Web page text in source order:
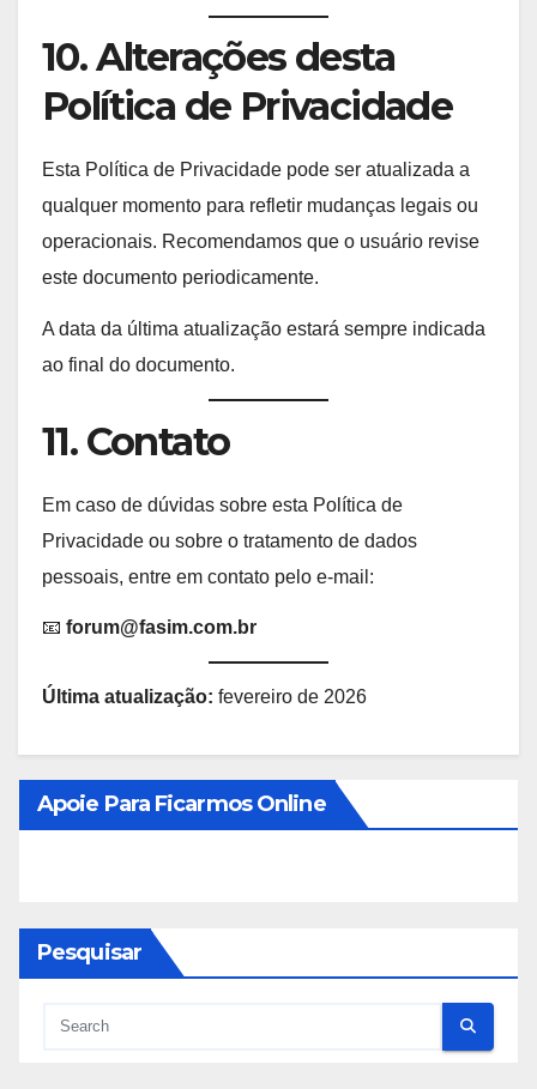
10. Alterações desta
Política de Privacidade
Esta Política de Privacidade pode ser atualizada a
qualquer momento para refletir mudanças legais ou
operacionais. Recomendamos que o usuário revise
este documento periodicamente.
A data da última atualização estará sempre indicada
ao final do documento.
11. Contato
Em caso de dúvidas sobre esta Política de
Privacidade ou sobre o tratamento de dados
pessoais, entre em contato pelo e-mail:
📧 forum@fasim.com.br
Última atualização: fevereiro de 2026
Apoie Para Ficarmos Online
Pesquisar